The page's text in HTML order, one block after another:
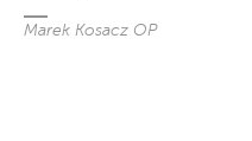
Marek Kosacz OP